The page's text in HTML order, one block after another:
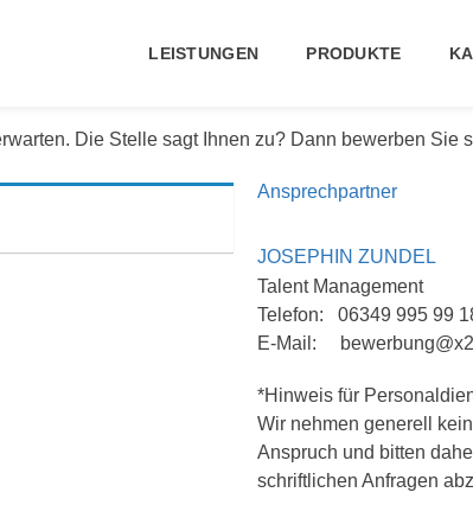
LEISTUNGEN PRODUKTE
Die Stelle sagt Ihnen zu? Dann bewerben Sie
Ansprechpartner
JOSEPHIN ZUNDEL
Talent Management
Telefon: 06349 995 99
E-Mail:
*Hinweis für
Wir nehmen generell
Anspruch und bitten
schriftlichen Anfragen